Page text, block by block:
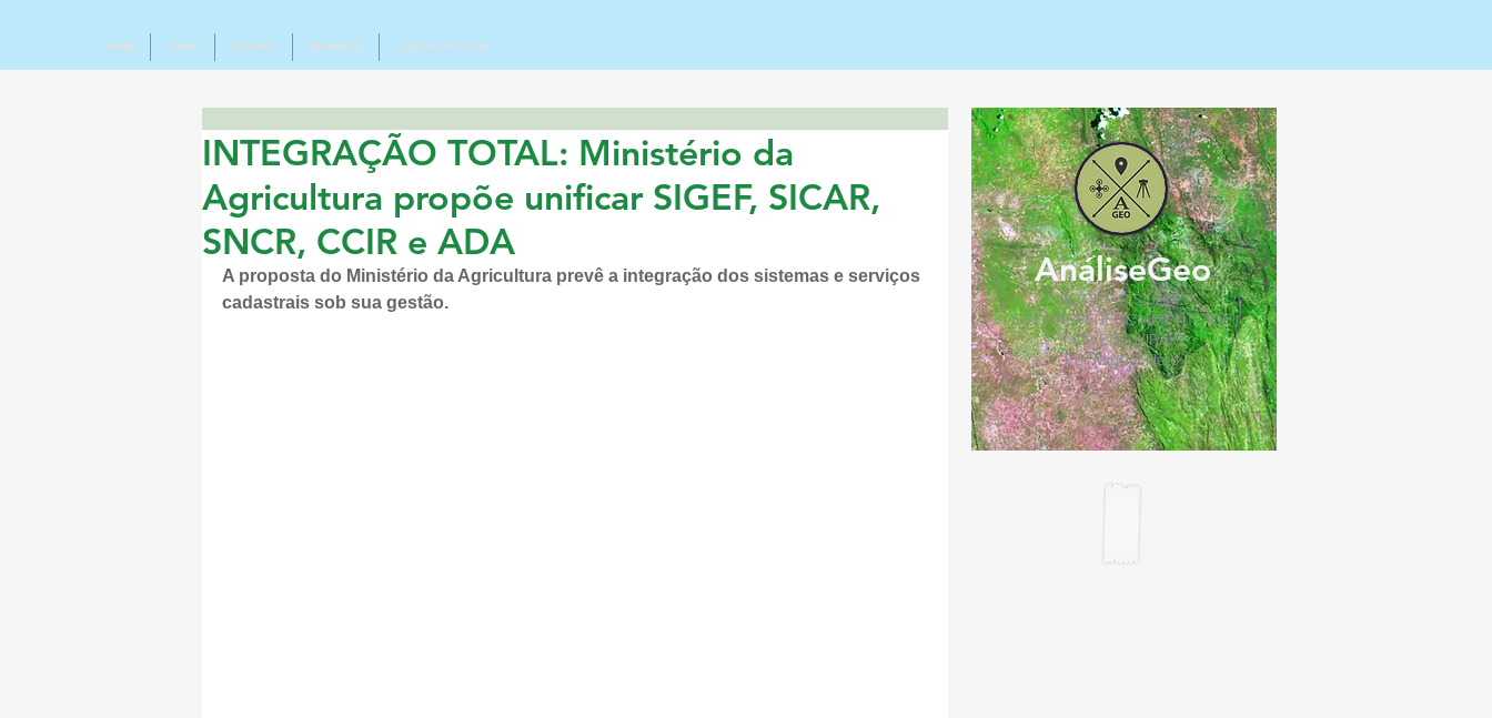
HOME SOBRE CONTATO INSTAGRAM CANAL NO YOUTUBE
INTEGRAÇÃO TOTAL: Ministério da
Agricultura propõe unificar SIGEF, SICAR,
SNCR, CCIR e ADA
A proposta do Ministério da Agricultura prevê a integração dos sistemas e serviços
cadastrais sob sua gestão.
AnáliseGeo
NOTÍCIAS SOBRE
GEORREFERENCIAMENTO DE
IMÓVEIS RURAIS
Por Miguel Neto